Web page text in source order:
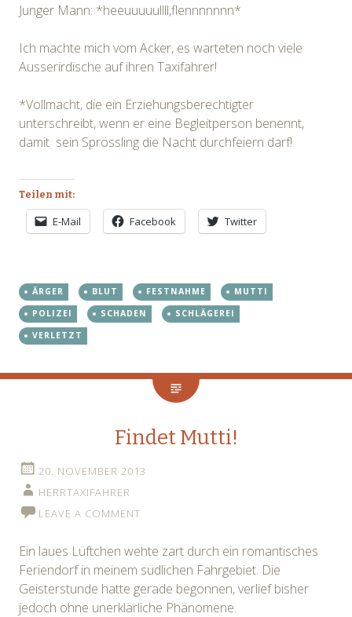
Junger Mann: *heeuuuuullll,flennnnnnn*
Ich machte mich vom Acker, es warteten noch viele
Ausserirdische auf ihren Taxifahrer!
*Vollmacht, die ein Erziehungsberechtigter
unterschreibt, wenn er eine Begleitperson benennt,
damit sein Sprössling die Nacht durchfeiern darf!
Teilen mit:
E-Mail Facebook Twitter
ÄRGER BLUT FESTNAHME
MUTTI
POLIZEI
SCHADEN
SCHLÄGEREI
VERLETZT
Findet Mutti!
20. NOVEMBER 2013
HERRTAXIFAHRER
LEAVE A COMMENT
Ein laues Lüftchen wehte zart durch ein romantisches
Feriendorf in meinem südlichen Fahrgebiet. Die
Geisterstunde hatte gerade begonnen, verlief bisher
jedoch ohne unerklärliche Phänomene.